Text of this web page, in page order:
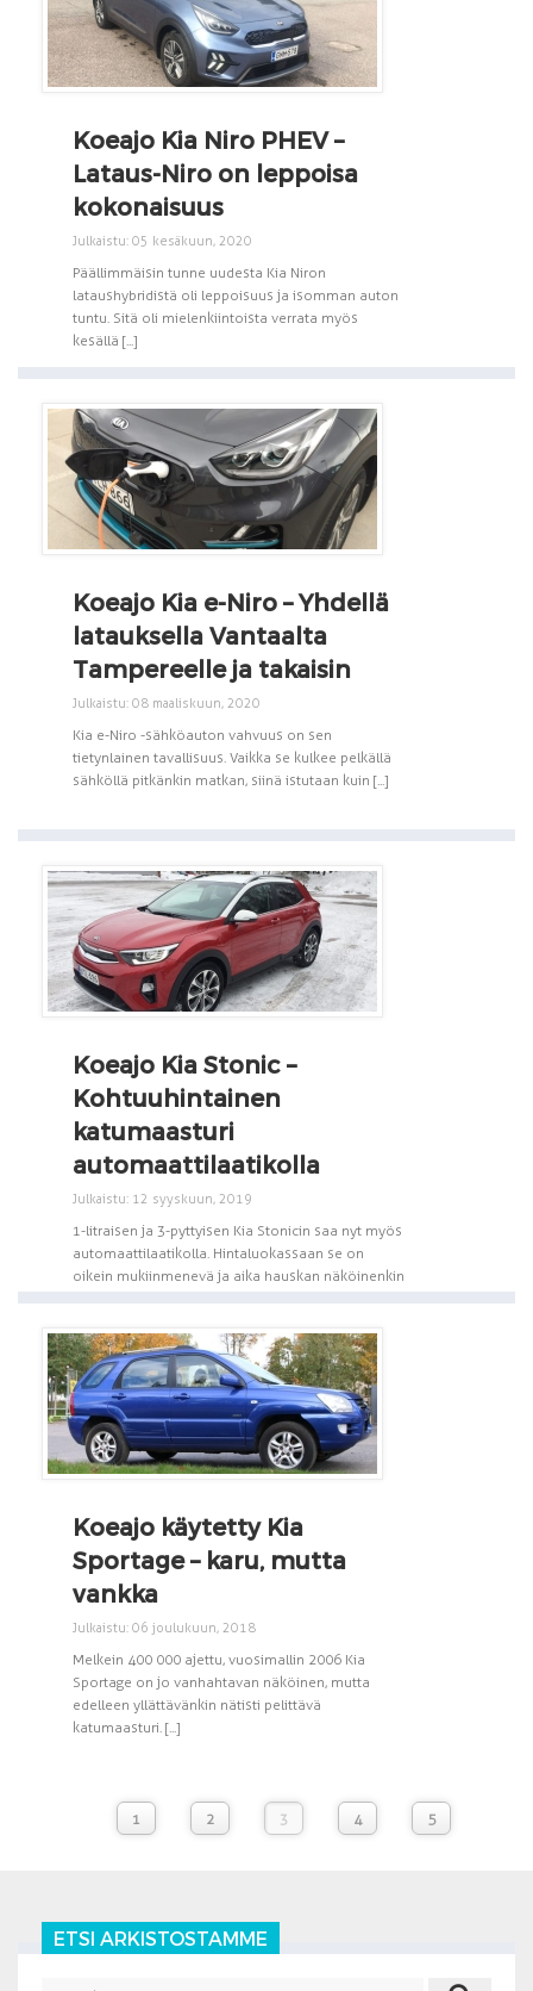
Koeajo Kia Niro PHEV –
Lataus-Niro on leppoisa
kokonaisuus
Julkaistu: 05 kesäkuun, 2020
Päällimmäisin tunne uudesta Kia Niron
lataushybridistä oli leppoisuus ja isomman auton
tuntu. Sitä oli mielenkiintoista verrata myös
kesällä [...]
Koeajo Kia e-Niro – Yhdellä
latauksella Vantaalta
Tampereelle ja takaisin
Julkaistu: 08 maaliskuun, 2020
Kia e-Niro -sähköauton vahvuus on sen
tietynlainen tavallisuus. Vaikka se kulkee pelkällä
sähköllä pitkänkin matkan, siinä istutaan kuin [...]
Koeajo Kia Stonic –
Kohtuuhintainen
katumaasturi
automaattilaatikolla
Julkaistu: 12 syyskuun, 2019
1-litraisen ja 3-pyttyisen Kia Stonicin saa nyt myös
automaattilaatikolla. Hintaluokassaan se on
oikein mukiinmenevä ja aika hauskan näköinenkin
Koeajo käytetty Kia
Sportage – karu, mutta
vankka
Julkaistu: 06 joulukuun, 2018
Melkein 400 000 ajettu, vuosimallin 2006 Kia
Sportage on jo vanhahtavan näköinen, mutta
edelleen yllättävänkin nätisti pelittävä
katumaasturi. [...]
1 2 3 4 5
ETSI ARKISTOSTAMME